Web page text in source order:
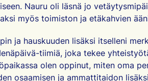
Nauru oli läsnä jo
myös toimiston ja etäkahvien
ja hauskuuden lisäksi itselleni
tiimiä, joka tekee
olen oppinut, miten oma
osaamisen ja ammattitaidon